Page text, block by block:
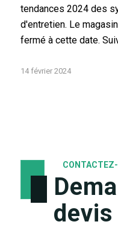
tendances 2024 des
d'entretien. Le
fermé à cette date.
14 février 2024
devis